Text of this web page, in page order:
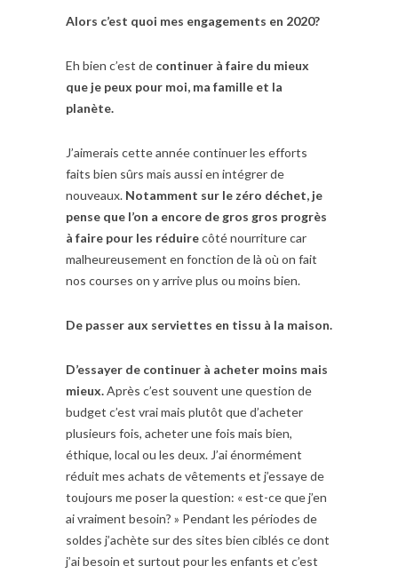
Alors c’est quoi mes engagements en 2020?
Eh bien c’est de continuer à faire du mieux
que je peux pour moi, ma famille et la
planète.
J’aimerais cette année continuer les efforts
faits bien sûrs mais aussi en intégrer de
nouveaux. Notamment sur le zéro déchet, je
pense que l’on a encore de gros gros progrès
à faire pour les réduirecôté nourriture car
malheureusement en fonction de là où on fait
nos courses on y arrive plus ou moins bien.
De passer aux serviettes en tissu à la maison.
D’essayer de continuer à acheter moins mais
mieux.Après c’est souvent une question de
budget c’est vrai mais plutôt que d’acheter
plusieurs fois, acheter une fois mais bien,
éthique, local ou les deux. J’ai énormément
réduit mes achats de vêtements et j’essaye de
toujours me poser la question: « est-ce que j’en
ai vraiment besoin? » Pendant les périodes de
soldes j’achète sur des sites bien ciblés ce dont
j’ai besoin et surtout pour les enfants et c’est